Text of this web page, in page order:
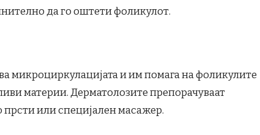
да го оштети фоликулот.
микроциркулацијата и им помага на фоликулите
материи. Дерматолозите препорачуваат
или специјален масажер.